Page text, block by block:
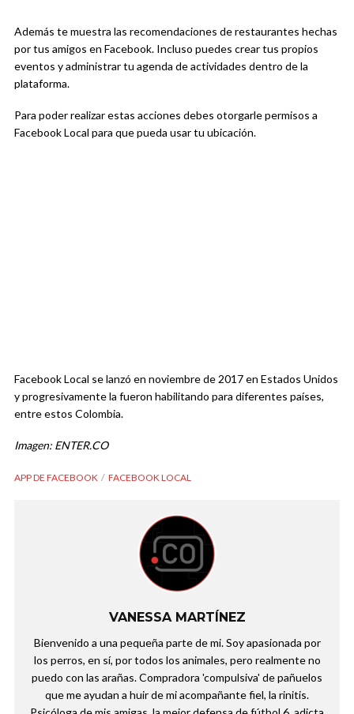
Además te muestra las recomendaciones de restaurantes hechas
por tus amigos en Facebook. Incluso puedes crear tus propios
eventos y administrar tu agenda de actividades dentro de la
plataforma.
Para poder realizar estas acciones debes otorgarle permisos a
Facebook Local para que pueda usar tu ubicación.
Facebook Local se lanzó en noviembre de 2017 en Estados Unidos
y progresivamente la fueron habilitando para diferentes países,
entre estos Colombia.
Imagen: ENTER.CO
APP DE FACEBOOK FACEBOOK LOCAL
VANESSA MARTÍNEZ
Bienvenido a una pequeña parte de mi. Soy apasionada por
los perros, en sí, por todos los animales, pero realmente no
puedo con las arañas. Compradora 'compulsiva' de pañuelos
que me ayudan a huir de mi acompañante fiel, la rinitis.